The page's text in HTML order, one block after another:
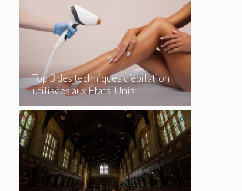
Top 3 des techniques d’épilation
utilisées aux États-Unis